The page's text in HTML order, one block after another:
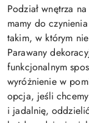
Podział wnętrza
mamy do
takim, w którym
Parawany
funkcjonalnym
wyróżnienie w
opcja, jeśli
i jadalnię,